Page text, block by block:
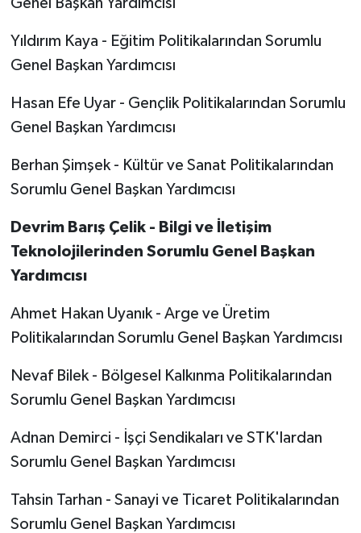
Yıldırım Kaya - Eğitim Politikalarından Sorumlu
Genel Başkan Yardımcısı
Hasan Efe Uyar - Gençlik Politikalarından Sorumlu
Genel Başkan Yardımcısı
Berhan Şimşek - Kültür ve Sanat Politikalarından
Sorumlu Genel Başkan Yardımcısı
Devrim Barış Çelik - Bilgi ve İletişim
Teknolojilerinden Sorumlu Genel Başkan
Yardımcısı
Ahmet Hakan Uyanık - Arge ve Üretim
Politikalarından Sorumlu Genel Başkan Yardımcısı
Nevaf Bilek - Bölgesel Kalkınma Politikalarından
Sorumlu Genel Başkan Yardımcısı
Adnan Demirci - İşçi Sendikaları ve STK'lardan
Sorumlu Genel Başkan Yardımcısı
Tahsin Tarhan - Sanayi ve Ticaret Politikalarından
Sorumlu Genel Başkan Yardımcısı